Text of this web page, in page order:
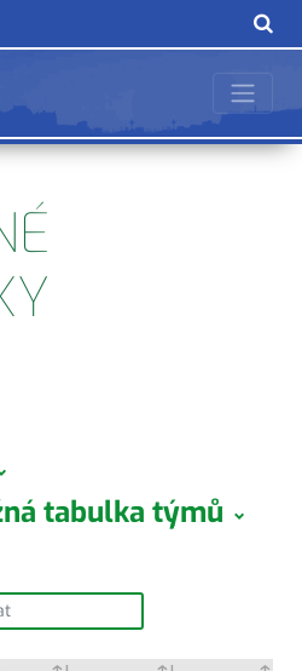
tabulka týmů